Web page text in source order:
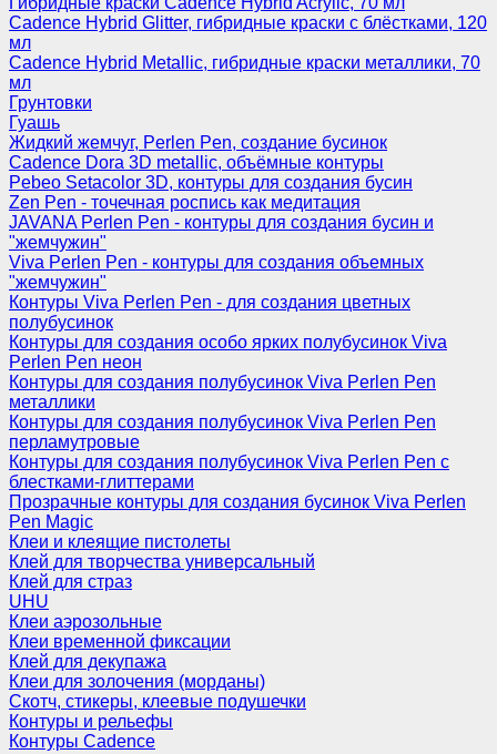
Cadence Hybrid Glitter, гибридные краски с блёстками, 120
мл
Cadence Hybrid Metallic, гибридные краски металлики, 70
мл
Грунтовки
Гуашь
Жидкий жемчуг, Perlen Pen, создание бусинок
Cadence Dora 3D metallic, объёмные контуры
Pebeo Setacolor 3D, контуры для создания бусин
Zen Pen - точечная роспись как медитация
JAVANA Perlen Pen - контуры для создания бусин и
"жемчужин"
Viva Perlen Pen - контуры для создания объемных
"жемчужин"
Контуры Viva Perlen Pen - для создания цветных
полубусинок
Контуры для создания особо ярких полубусинок Viva
Perlen Pen неон
Контуры для создания полубусинок Viva Perlen Pen
металлики
Контуры для создания полубусинок Viva Perlen Pen
перламутровые
Контуры для создания полубусинок Viva Perlen Pen с
блестками-глиттерами
Прозрачные контуры для создания бусинок Viva Perlen
Pen Magic
Клеи и клеящие пистолеты
Клей для творчества универсальный
Клей для страз
UHU
Клеи аэрозольные
Клеи временной фиксации
Клей для декупажа
Клеи для золочения (морданы)
Скотч, стикеры, клеевые подушечки
Контуры и рельефы
Контуры Cadence